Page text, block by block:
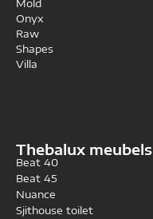
Mold
Onyx
Raw
Shapes
Villa
Thebalux meubels
Beat 40
Beat 45
Nuance
Sjithouse toilet